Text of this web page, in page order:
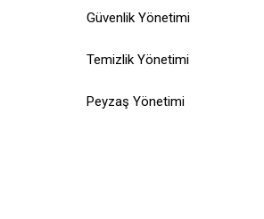
Güvenlik Yönetimi
Temizlik Yönetimi
Peyzaş Yönetimi